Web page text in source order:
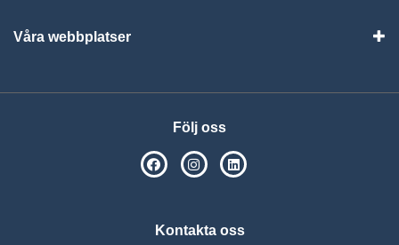
Våra webbplatser
Följ oss
SPSM på Facebook
SPSM på Instagram
Kontakta oss